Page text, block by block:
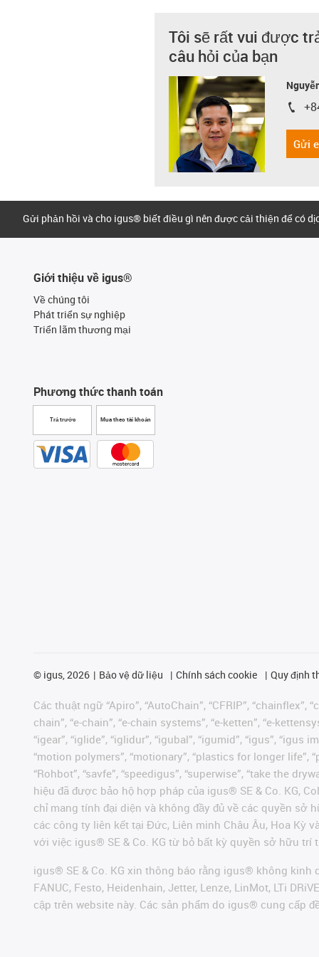
Tôi sẽ rất vui được
câu hỏi của bạn
igus-
Gửi
Gửi phản hồi và cho igus® biết điều gì nên được cải thiện để có
Giới thiệu về igus®
Về chúng tôi
Phát triển sự nghiệp
Triển lãm thương mại
Phương thức thanh toán
Trả trước Mua theo tài khoản
© igus, 2026 Bảo vệ dữ liệu Chính sách cookie Quy định
Các thuật ngữ “Apiro”, “AutoChain”, “CFRIP”, “chainflex”,
chain”, “e-chain”, “e-chain systems”, “e-ketten”, “e-
“igear”, “iglide”, “iglidur”, “igubal”, “igumid”, “igus”, “igus
“motion polymers”, “motionary”, “plastics for longer life”,
“Rohbot”, “savfe”, “speedigus”, “superwise”, “take the
hiệu đã được bảo hộ hợp pháp của igus® SE & Co. KG,
chỉ mang tính đại diện và không đầy đủ về các quyền sở
các công ty liên kết tại Đức, Liên minh Châu Âu, Hoa Kỳ
với việc igus® SE & Co. KG từ bỏ bất kỳ quyền sở hữu trí
igus® SE & Co. KG xin thông báo rằng igus® không kinh
FANUC, Festo, Heidenhain, Jetter, Lenze, LinMot, LTi
cập trên website này. Các sản phẩm do igus® cung cấp